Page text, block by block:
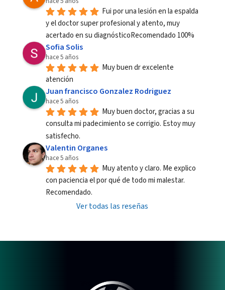
Fui por una lesión en la espalda
y el doctor super profesional y atento, muy
acertado en su diagnósticoRecomendado 100%
Sofia Solis
hace 5 años
Muy buen dr excelente
atención
Juan francisco Gonzalez Rodriguez
hace 5 años
Muy buen doctor, gracias a su
consulta mi padecimiento se corrigio. Estoy muy
satisfecho.
Valentin Organes
hace 5 años
Muy atento y claro. Me explico
con paciencia el por qué de todo mi malestar.
Recomendado.
Ver todas las reseñas